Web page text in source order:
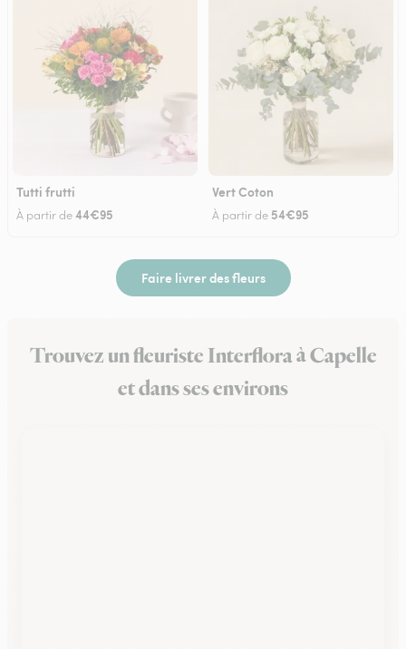
Tutti frutti
À partir de44€95
Vert Coton
À partir de 54€95
Faire livrer des fleurs
Trouvez un fleuriste Interflora à Capelle
et dans ses environs